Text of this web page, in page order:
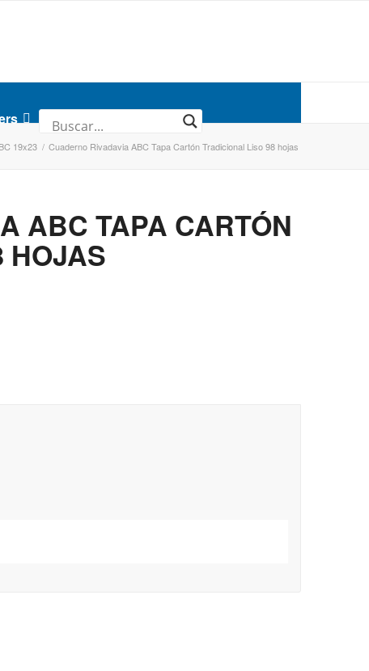
19x23 / Cuaderno Rivadavia ABC Tapa Cartón Tradicional Liso 98 hojas
ABC TAPA CARTÓN
HOJAS